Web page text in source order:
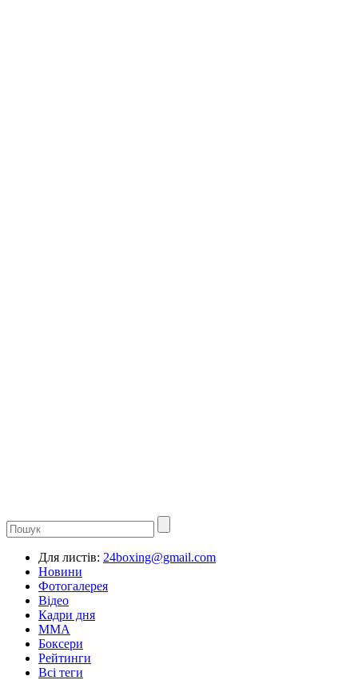
Для листів: 24boxing@gmail.com
Новини
Фотогалерея
Відео
Кадри дня
ММА
Боксери
Рейтинги
Всі теги